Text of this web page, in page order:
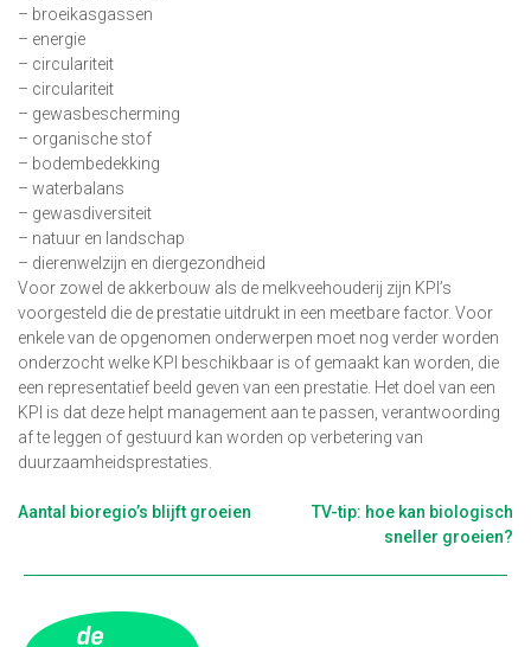
– broeikasgassen
– energie
– circulariteit
– circulariteit
– gewasbescherming
– organische stof
– bodembedekking
– waterbalans
– gewasdiversiteit
– natuur en landschap
– dierenwelzijn en diergezondheid
Voor zowel de akkerbouw als de melkveehouderij zijn KPI’s
voorgesteld die de prestatie uitdrukt in een meetbare factor. Voor
enkele van de opgenomen onderwerpen moet nog verder worden
onderzocht welke KPI beschikbaar is of gemaakt kan worden, die
een representatief beeld geven van een prestatie. Het doel van een
KPI is dat deze helpt management aan te passen, verantwoording
af te leggen of gestuurd kan worden op verbetering van
duurzaamheidsprestaties.
Berichtnavigatie
Aantal bioregio’s blijft groeien
TV-tip: hoe kan biologisch
sneller groeien?